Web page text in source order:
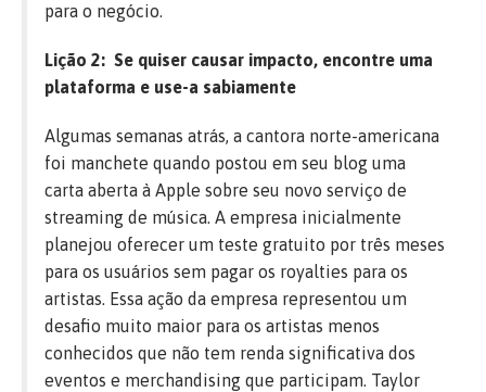
para o negócio.
Lição 2: Se quiser causar impacto, encontre uma
plataforma e use-a sabiamente
Algumas semanas atrás, a cantora norte-americana
foi manchete quando postou em seu blog uma
carta aberta à Apple sobre seu novo serviço de
streaming de música. A empresa inicialmente
planejou oferecer um teste gratuito por três meses
para os usuários sem pagar os royalties para os
artistas. Essa ação da empresa representou um
desafio muito maior para os artistas menos
conhecidos que não tem renda significativa dos
eventos e merchandising que participam. Taylor